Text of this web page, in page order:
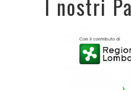
I nostri